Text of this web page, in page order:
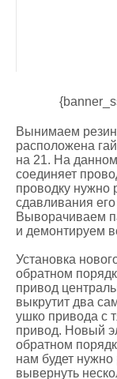
Вынимаем
расположена
на 21. На
соединяет
проводку нужно
сдавливания
Выворачиваем
и демонтируем
Установка
обратном
привод
выкрутит два
ушко привода с
привод. Новый
обратном
нам будет
вывернуть